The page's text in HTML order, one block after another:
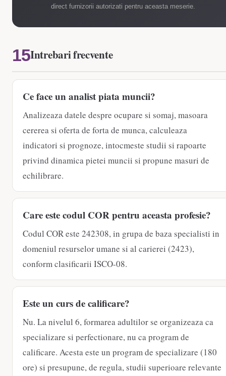
direct furnizorii autorizati pentru aceasta meserie.
Intrebari frecvente
Ce face un analist piata muncii?
Analizeaza datele despre ocupare si somaj, masoara
cererea si oferta de forta de munca, calculeaza
indicatori si prognoze, intocmeste studii si rapoarte
privind dinamica pietei muncii si propune masuri de
echilibrare.
Care este codul COR pentru aceasta profesie?
Codul COR este 242308, in grupa de baza specialisti in
domeniul resurselor umane si al carierei (2423),
conform clasificarii ISCO-08.
Este un curs de calificare?
Nu. La nivelul 6, formarea adultilor se organizeaza ca
specializare si perfectionare, nu ca program de
calificare. Acesta este un program de specializare (180
ore) si presupune, de regula, studii superioare relevante